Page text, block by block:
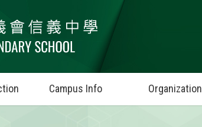
Campus Info Organization